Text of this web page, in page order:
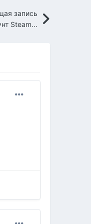
запись
Steam...